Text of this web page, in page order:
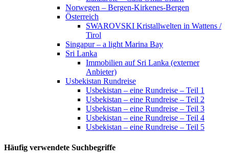
Norwegen – Bergen-Kirkenes-Bergen
Österreich
SWAROVSKI Kristallwelten in Wattens /
Tirol
Singapur – a light Marina Bay
Sri Lanka
Immobilien auf Sri Lanka (externer
Anbieter)
Usbekistan Rundreise
Usbekistan – eine Rundreise – Teil 1
Usbekistan – eine Rundreise – Teil 2
Usbekistan – eine Rundreise – Teil 3
Usbekistan – eine Rundreise – Teil 4
Usbekistan – eine Rundreise – Teil 5
Häufig verwendete Suchbegriffe